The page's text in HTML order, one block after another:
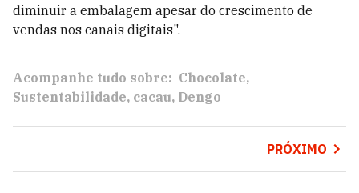
diminuir a embalagem apesar do crescimento de
vendas nos canais digitais".
Acompanhe tudo sobre: Chocolate
Sustentabilidade cacau Dengo
PRÓXIMO